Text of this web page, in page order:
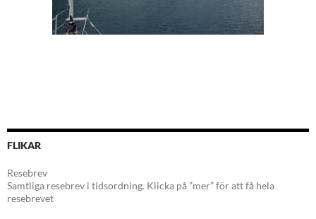
FLIKAR
Resebrev
Samtliga resebrev i tidsordning. Klicka på ”mer” för att få hela
resebrevet